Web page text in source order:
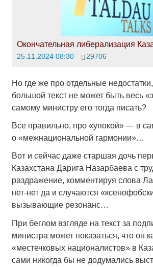
Окончательная либерализация
25.11.2024 08:30 29706
Но где же про отдельные
большой текст не может быть весь
самому министру его тогда писать?
Все правильно, про «упокой» — в
о «межнациональной гармонии»…
Вот и сейчас даже старшая дочь
Казахстана Дарига Назарбаева с
раздражение, комментируя слова
нет-нет да и случаются
вызывающие резонанс…
При беглом взгляде на текст за
министра может показаться, что он
«местечковых националистов» в
сами никогда бы не додумались